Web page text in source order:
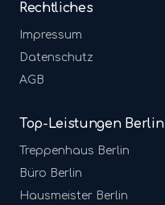
Rechtliches
Impressum
Datenschutz
AGB
Top-Leistungen Berlin
Treppenhaus Berlin
Büro Berlin
Hausmeister Berlin